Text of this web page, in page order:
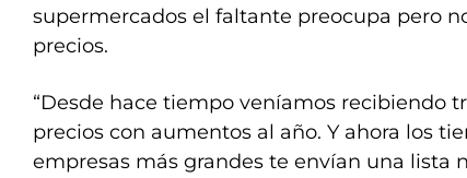
supermercados el faltante preocupa pero
precios.
“Desde hace tiempo veníamos recibiendo
precios con aumentos al año. Y ahora los
empresas más grandes te envían una lista